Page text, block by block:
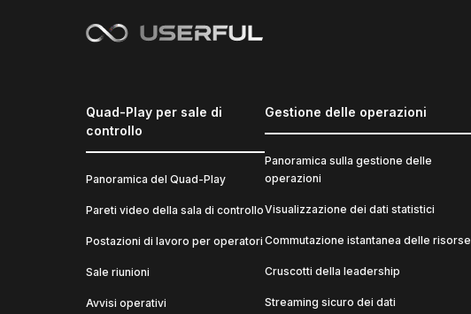
Quad-Play per sale di
controllo
Panoramica del Quad-Play
Pareti video della sala di controllo
Postazioni di lavoro per operatori
Sale riunioni
Avvisi operativi
Gestione delle operazioni
Panoramica sulla gestione delle
operazioni
Visualizzazione dei dati statistici
Commutazione istantanea delle risorse
Cruscotti della leadership
Streaming sicuro dei dati